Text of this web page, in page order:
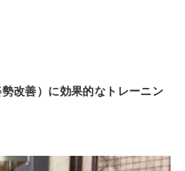
改善）に効果的なトレーニン